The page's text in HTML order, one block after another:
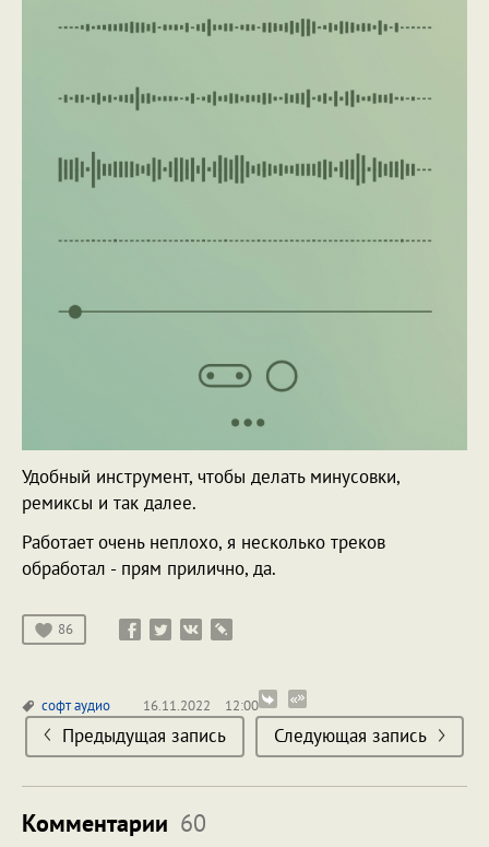
Удобный инструмент, чтобы делать минусовки,
ремиксы и так далее.
Работает очень неплохо, я несколько треков
обработал - прям прилично, да.
86
софтаудио 16.11.2022 12:00
Предыдущая запись Следующая запись
Комментарии 60